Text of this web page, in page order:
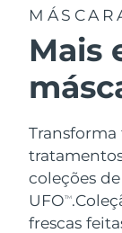
Mais
coleções
UFOTM.
frescas